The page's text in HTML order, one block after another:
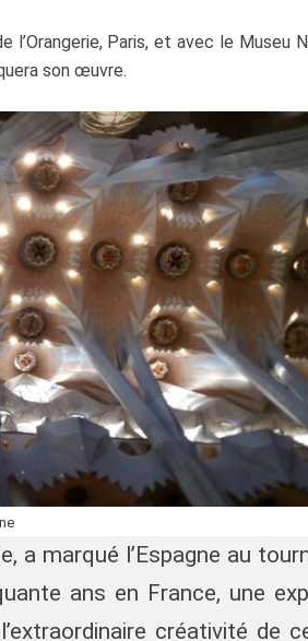
Paris, et avec le Museu
son œuvre.
marqué l’Espagne au
ans en France, une
créativité de